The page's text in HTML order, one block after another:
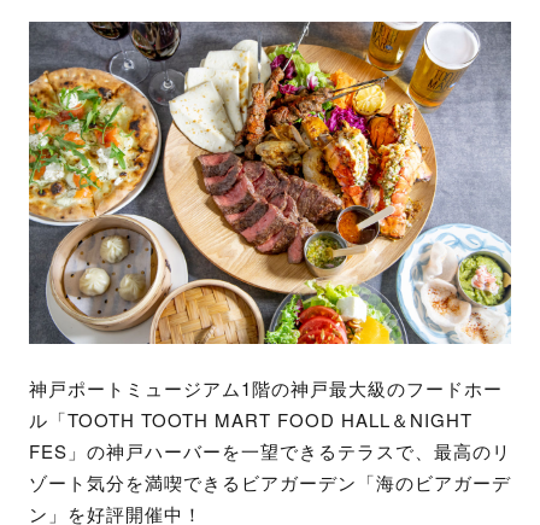
神戸ポートミュージアム1階の神戸最大級のフードホー
ル「TOOTH TOOTH MART FOOD HALL＆NIGHT
FES」の神戸ハーバーを一望できるテラスで、最高のリ
ゾート気分を満喫できるビアガーデン「海のビアガーデ
ン」を好評開催中！